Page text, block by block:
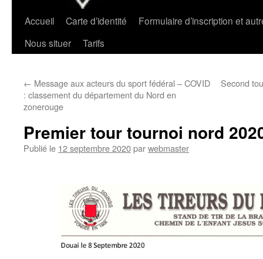
Accueil Carte d’identité
Formulaire d’inscription et
Nous situer
Tarifs
← Message aux acteurs du sport fédéral – COVID
: classement du département du Nord en
zonerouge
Second
Premier tour tournoi nord
Publié le 12 septembre 2020parwebmaster